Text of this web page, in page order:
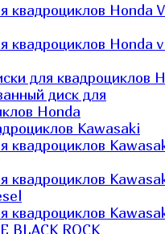
квадроциклов Honda
квадроциклов Honda
для квадроциклов
диск для
Honda
Kawasaki
квадроциклов
квадроциклов
квадроциклов
BLACK ROCK